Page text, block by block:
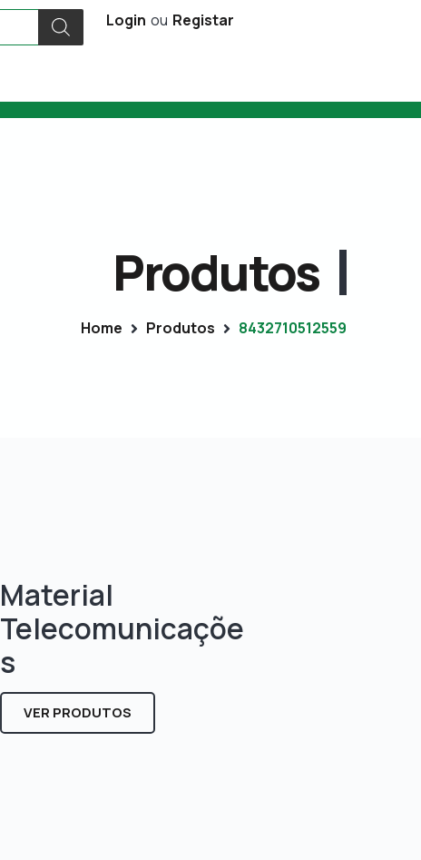
Login ou Registar
Produtos
Home Produtos 8432710512559
Material
Telecomunicaçõe
s
VER PRODUTOS